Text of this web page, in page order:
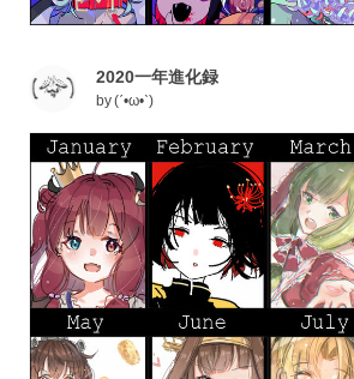
2020一年進化録
by(ˊ•ω•ˋ)